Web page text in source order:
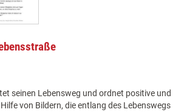
seinen Lebensweg und ordnet positive und
von Bildern, die entlang des Lebenswegs